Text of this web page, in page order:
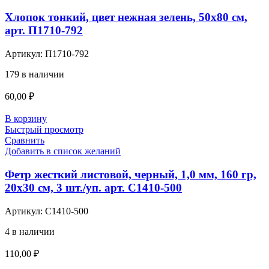
Хлопок тонкий, цвет нежная зелень, 50х80 см,
арт. П1710-792
Артикул: П1710-792
179 в наличии
60,00 ₽
В корзину
Быстрый просмотр
Сравнить
Добавить в список желаний
Фетр жесткий листовой, черный, 1,0 мм, 160 гр,
20х30 см, 3 шт./уп. арт. С1410-500
Артикул: С1410-500
4 в наличии
110,00 ₽